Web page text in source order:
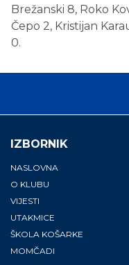
Brežanski 8, Roko
Čepo 2, Kristijan
0.
IZBORNIK
NASLOVNA
O KLUBU
VIJESTI
UTAKMICE
ŠKOLA KOŠARKE
MOMČADI